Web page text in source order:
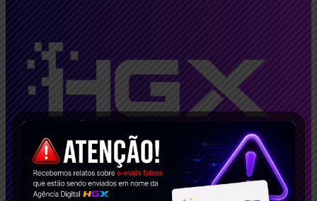
Transformamamos suas ideias em
resultados!! Escreva para nós: